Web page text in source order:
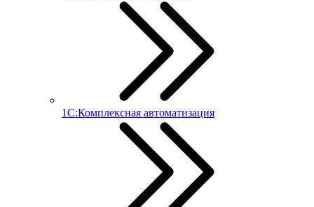
1С:Комплексная автоматизация